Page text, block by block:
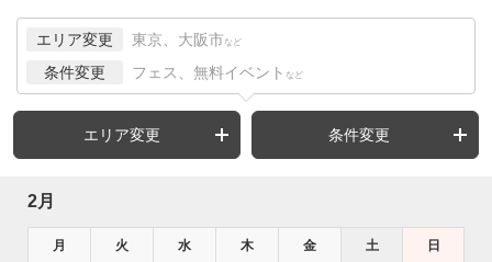
エリア変更 東京、大阪市 など
条件変更 フェス、無料イベント など
エリア変更 条件変更
2月
月 火 水 木 金 土 日